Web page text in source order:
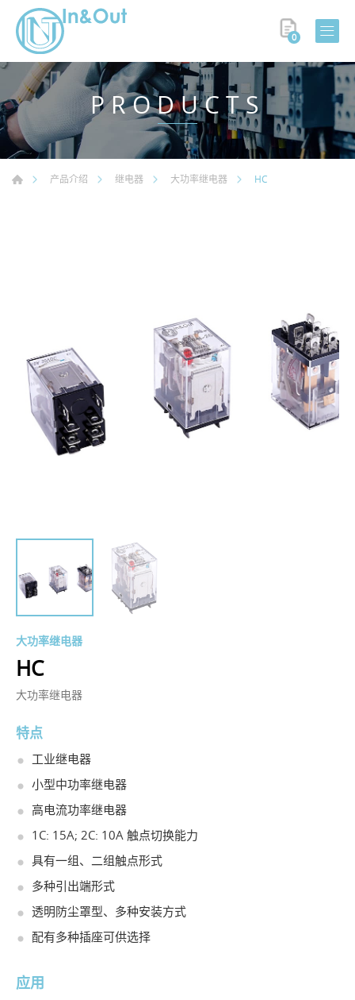
0
PRODUCTS
产品介绍 继电器 大功率继电器 HC
大功率继电器
HC
大功率继电器
特点
工业继电器
小型中功率继电器
高电流功率继电器
1C: 15A; 2C: 10A 触点切换能力
具有一组、二组触点形式
多种引出端形式
透明防尘罩型、多种安装方式
配有多种插座可供选择
应用